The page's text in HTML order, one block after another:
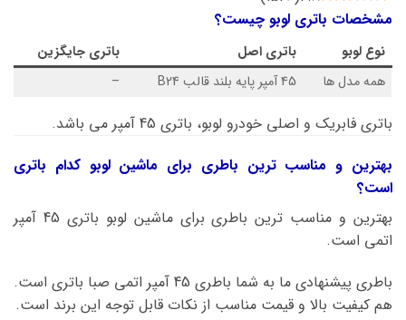
مشخصات باتری لوبو چیست؟
نوع لوبو باتری اصل
باتری جایگزین
همه مدل ها
45 آمپر پایه بلند قالب B24 –
باتری فابریک و اصلی خودرو لوبو، باتری 45 آمپر می باشد.
بهترین و مناسب ترین باطری برای ماشین لوبو کدام باتری
است؟
بهترین و مناسب ترین باطری برای ماشین لوبو باتری 45 آمپر
اتمی است.
باطری پیشنهادی ما به شما باطری 45 آمپر اتمی صبا باتری است.
هم کیفیت بالا و قیمت مناسب از نکات قابل توجه این برند است.